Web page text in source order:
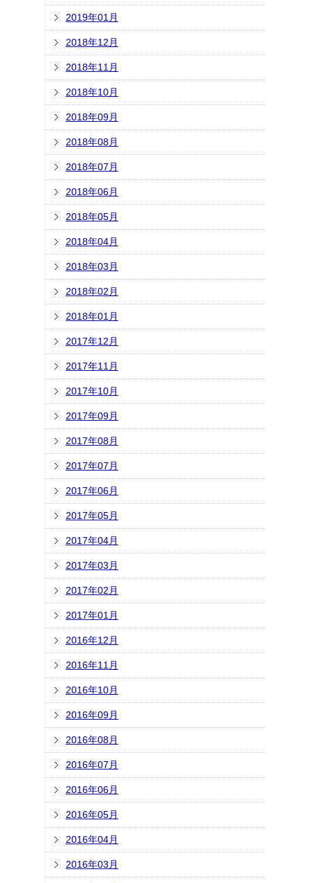
2019年01月
2018年12月
2018年11月
2018年10月
2018年09月
2018年08月
2018年07月
2018年06月
2018年05月
2018年04月
2018年03月
2018年02月
2018年01月
2017年12月
2017年11月
2017年10月
2017年09月
2017年08月
2017年07月
2017年06月
2017年05月
2017年04月
2017年03月
2017年02月
2017年01月
2016年12月
2016年11月
2016年10月
2016年09月
2016年08月
2016年07月
2016年06月
2016年05月
2016年04月
2016年03月